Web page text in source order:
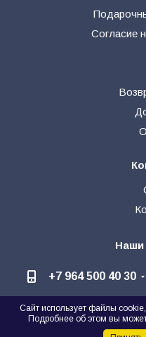
Согласие
Наши
+7 964 500 40 30
@petite_kids
Сайт использует файлы
Подробнее об этом вы